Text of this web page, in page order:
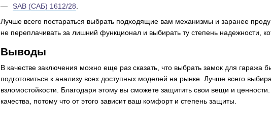
SAB (САБ) 1612/28
Лучше всего постараться выбрать подходящие вам механизмы и заранее
не переплачивать за лишний функционал и выбирать ту степень надежности,
Выводы
В качестве заключения можно еще раз сказать, что выбрать замок для
подготовиться к анализу всех доступных моделей на рынке. Лучше всего
взломостойкости. Благодаря этому вы сможете защитить свои вещи и
качества, потому что от этого зависит ваш комфорт и степень защиты.